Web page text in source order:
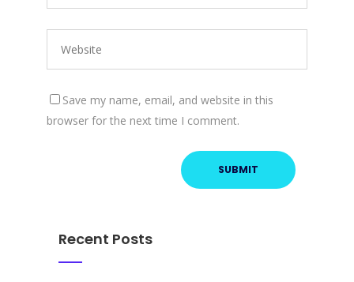
Save my name, email, and website in this
browser for the next time I comment.
Recent Posts